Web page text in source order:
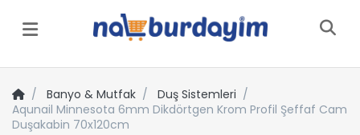
Menü
Banyo & Mutfak
Duş Sistemleri
Aqunail Minnesota 6mm Dikdörtgen Krom Profil Şeffaf Cam
Duşakabin 70x120cm